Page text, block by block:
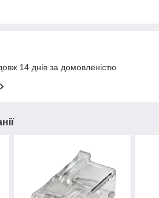
14 днів за домовленістю